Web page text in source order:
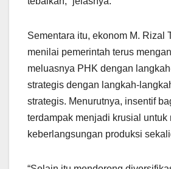
Sementara itu, ekonom M. Rizal
menilai pemerintah terus
meluasnya PHK dengan
strategis dengan langkah-
strategis. Menurutnya, insentif
terdampak menjadi krusial untuk
keberlangsungan produksi